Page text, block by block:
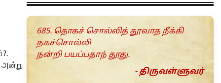
அன்று
685. தொகச் சொல்லித் தூவாத நீக்கி
நகச்சொல்லி
நன்றி பயப்பதாந் தூது.
- திருவள்ளுவர்